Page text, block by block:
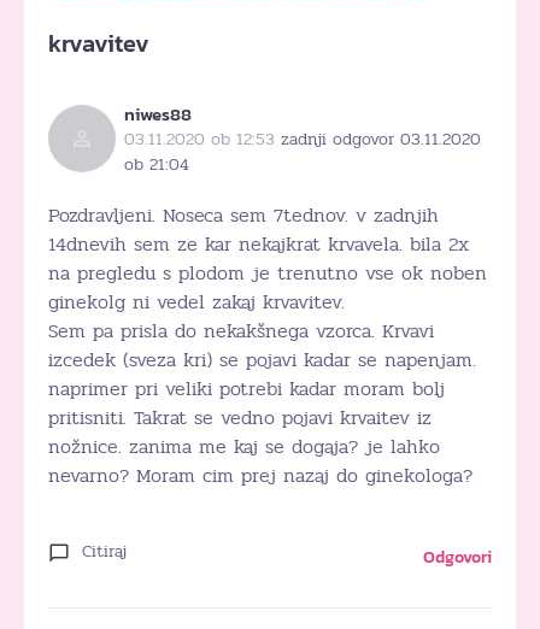
krvavitev
niwes88
03.11.2020 ob 12:53 zadnji odgovor 03.11.2020
ob 21:04
Pozdravljeni. Noseca sem 7tednov. v zadnjih
14dnevih sem ze kar nekajkrat krvavela. bila 2x
na pregledu s plodom je trenutno vse ok noben
ginekolg ni vedel zakaj krvavitev.
Sem pa prisla do nekakšnega vzorca. Krvavi
izcedek (sveza kri) se pojavi kadar se napenjam.
naprimer pri veliki potrebi kadar moram bolj
pritisniti. Takrat se vedno pojavi krvaitev iz
nožnice. zanima me kaj se dogaja? je lahko
nevarno? Moram cim prej nazaj do ginekologa?
Citiraj Odgovori